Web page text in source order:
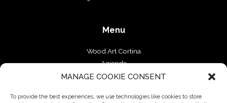
MANAGE COOKIE CONSENT
To provide the best experiences, we use technologies like cookies to store
Menu
Wood Art Cortina
Azienda
Falegnameria
Contatti